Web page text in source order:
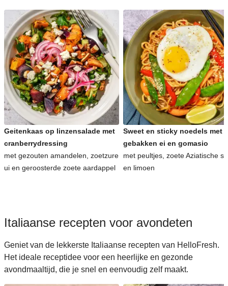
Geitenkaas op linzensalade met
cranberrydressing
met gezouten amandelen, zoetzure
ui en geroosterde zoete aardappel
Sweet en sticky noedels met
gebakken ei en gomasio
met peultjes, zoete Aziatische
en limoen
Italiaanse recepten voor avondeten
Geniet van de lekkerste Italiaanse recepten van HelloFresh.
Het ideale receptidee voor een heerlijke en gezonde
avondmaaltijd, die je snel en eenvoudig zelf maakt.